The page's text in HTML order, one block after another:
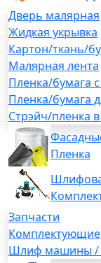
Дверь малярная
Жидкая укрывка
Картон/ткань/
Малярная лента
Пленка/бумага
Пленка/бумага
Стрэйч/пленка
Пленка
Запчасти
Комплектующие
Шлиф машины /